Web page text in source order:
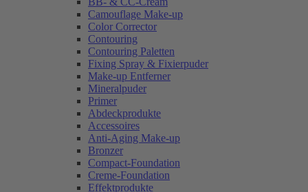
Camouflage Make-up
Color Corrector
Contouring
Contouring Paletten
Fixing Spray & Fixierpuder
Make-up Entferner
Mineralpuder
Primer
Abdeckprodukte
Accessoires
Anti-Aging Make-up
Bronzer
Compact-Foundation
Creme-Foundation
Effektprodukte